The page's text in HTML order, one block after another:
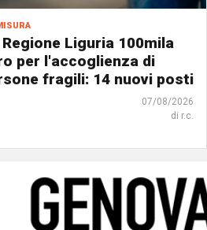
Regione Liguria 100mila
per l'accoglienza di
fragili: 14 nuovi posti
07/08/2026
di r.c.